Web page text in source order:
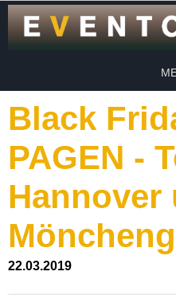
Black
PAGEN -
Hannover
22.03.2019